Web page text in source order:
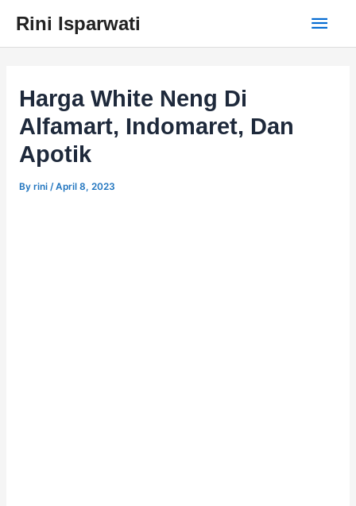
content
Rini Isparwati
Main
Harga White Neng Di
Alfamart, Indomaret, Dan
Apotik
By rini /April 8, 2023